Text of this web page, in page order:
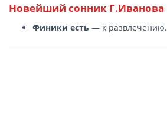
Новейший сонник Г.Иванова
Финики есть — к развлечению.